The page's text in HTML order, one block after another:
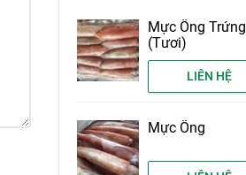
Mực Ống Trứng
(Tươi)
LIÊN HỆ
Mực Ống